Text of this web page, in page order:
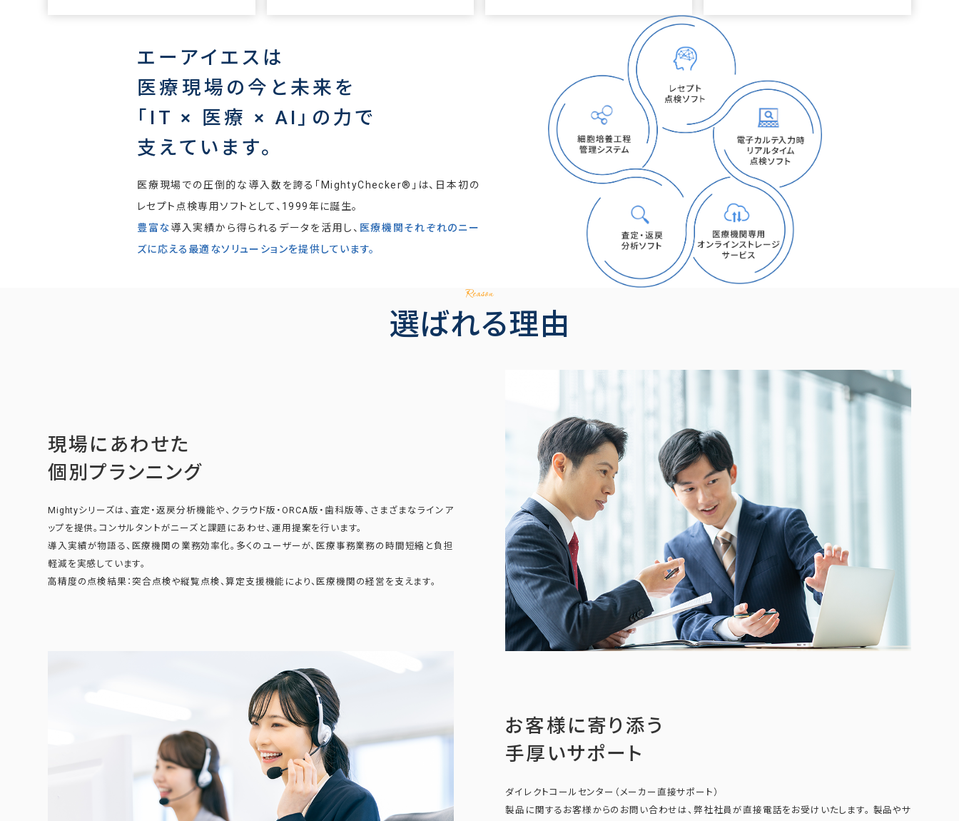
エーアイエスは
医療現場の今と未来を
「IT × 医療 × AI」の力で
支えています。
医療現場での圧倒的な導入数を誇る「MightyChecker®」は、日本初の
レセプト点検専用ソフトとして、1999年に誕生。
豊富な導入実績から得られるデータを活用し、 医療機関それぞれのニー
ズに応える最適なソリューションを提供しています。
Reason
選ばれる理由
現場にあわせた
個別プランニング
Mightyシリーズは、査定・返戻分析機能や、クラウド版・ORCA版・歯科版等、さまざまなラインア
ップを提供。コンサルタントがニーズと課題にあわせ、運用提案を行います。
導入実績が物語る、医療機関の業務効率化。多くのユーザーが、医療事務業務の時間短縮と負担
軽減を実感しています。
高精度の点検結果：突合点検や縦覧点検、算定支援機能により、医療機関の経営を支えます。
お客様に寄り添う
手厚いサポート
ダイレクトコールセンター（メーカー直接サポート）
製品に関するお客様からのお問い合わせは、弊社社員が直接電話をお受けいたします。 製品やサ